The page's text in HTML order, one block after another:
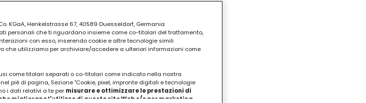
KGaA, Henkelstrasse 67, 40589 Duesseldorf, Germania
personali che ti riguardano insieme come co-titolari del trattamento,
con esso, inserendo cookie e altre tecnologie simili
che utilizziamo per archiviare/accedere a ulteriori informazioni come
come titolari separati o co-titolari come indicato nella nostra
piè di pagina, Sezione "Cookie, pixel, impronte digitali e tecnologie
i dati relativi a te per misurare e ottimizzare le prestazioni di
migliorano l'utilizzo di questo sito Web e/o per marketing